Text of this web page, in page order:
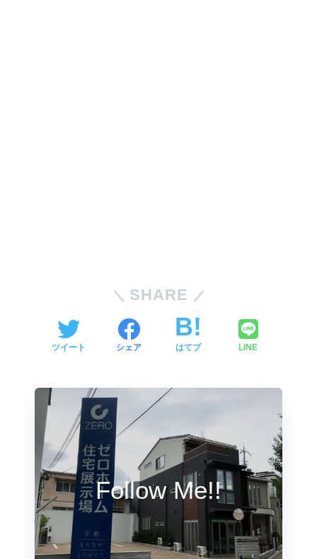
SHARE
ツイート シェア はてブ LINE
Follow Me!!